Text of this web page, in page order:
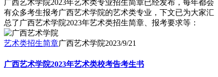
广西艺术学院2023年艺术类专业招生简章已经发布，每年都会
有众多考生报考广西艺术学院的艺术类专业，下文已为大家汇
总了广西艺术学院2023年艺术类招生简章、报考要求等：
艺术类招生简章广西艺术学院2023/9/21
广西艺术学院2023年艺术类校考告考生书